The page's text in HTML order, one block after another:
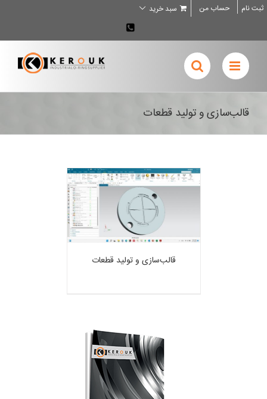
Skip
to
ثبت نام حساب من سبد خرید
02636707898
قالب‌سازی و تولید قطعات
قالب‌سازی و تولید قطعات